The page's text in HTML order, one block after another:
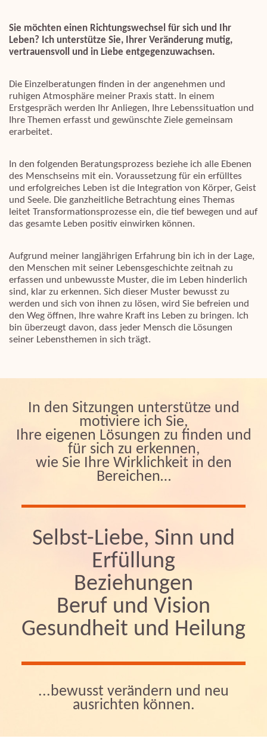
Sie möchten einen Richtungswechsel für sich und Ihr
Leben? Ich unterstütze Sie, Ihrer Veränderung mutig,
vertrauensvoll und in Liebe entgegenzuwachsen.
Die Einzelberatungen finden in der angenehmen und
ruhigen Atmosphäre meiner Praxis statt. In einem
Erstgespräch werden Ihr Anliegen, Ihre Lebenssituation und
Ihre Themen erfasst und gewünschte Ziele gemeinsam
erarbeitet.
In den folgenden Beratungsprozess beziehe ich alle Ebenen
des Menschseins mit ein. Voraussetzung für ein erfülltes
und erfolgreiches Leben ist die Integration von Körper, Geist
und Seele. Die ganzheitliche Betrachtung eines Themas
leitet Transformationsprozesse ein, die tief bewegen und auf
das gesamte Leben positiv einwirken können.
Aufgrund meiner langjährigen Erfahrung bin ich in der Lage,
den Menschen mit seiner Lebensgeschichte zeitnah zu
erfassen und unbewusste Muster, die im Leben hinderlich
sind, klar zu erkennen. Sich dieser Muster bewusst zu
werden und sich von ihnen zu lösen, wird Sie befreien und
den Weg öffnen, Ihre wahre Kraft ins Leben zu bringen. Ich
bin überzeugt davon, dass jeder Mensch die Lösungen
seiner Lebensthemen in sich trägt.
In den Sitzungen unterstütze und
motiviere ich Sie,
Ihre eigenen Lösungen zu finden und
für sich zu erkennen,
wie Sie Ihre Wirklichkeit in den
Bereichen…
Selbst-Liebe, Sinn und
Erfüllung
Beziehungen
Beruf und Vision
Gesundheit und Heilung
...bewusst verändern und neu
ausrichten können.